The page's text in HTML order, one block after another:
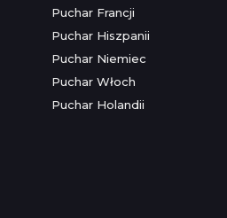
Puchar Francji
Puchar Hiszpanii
Puchar Niemiec
Puchar Włoch
Puchar Holandii